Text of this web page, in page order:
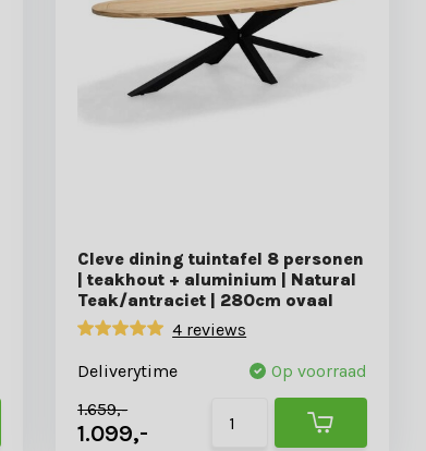
Cleve dining tuintafel 8 personen
| teakhout + aluminium | Natural
Teak/antraciet | 280cm ovaal
4 reviews
Deliverytime
Op voorraad
1.659,-
1.099,-